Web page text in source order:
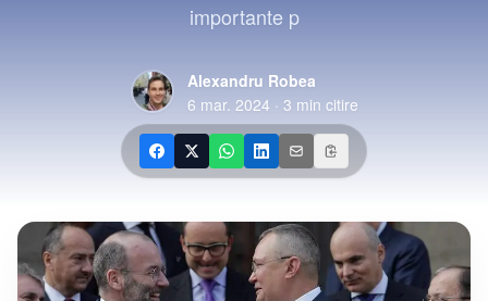
importante p
Alexandru Robea
6 mar. 2024 · 3 min citire